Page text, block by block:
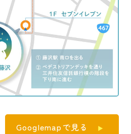
Googlemapで見る